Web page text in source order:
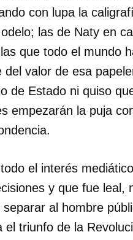
con lupa la
las de Naty en
que todo el mundo
del valor de esa
de Estado ni quiso
empezarán la puja
el interés
y que fue leal,
al hombre
el triunfo de la